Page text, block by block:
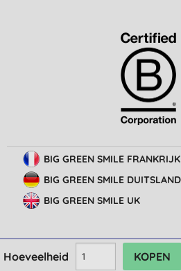
Hoeveelheid
BIG GREEN SMILE FRANKRIJK
BIG GREEN SMILE DUITSLAND
BIG GREEN SMILE UK
© Big Green Smile Europe
Algemene